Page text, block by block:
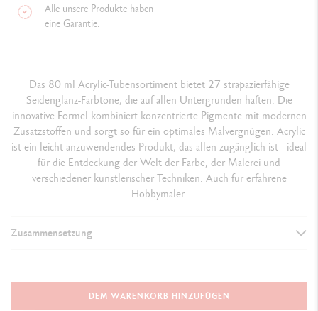
Alle unsere Produkte haben
eine Garantie.
Das 80 ml Acrylic-Tubensortiment bietet 27 strapazierfähige
Seidenglanz-Farbtöne, die auf allen Untergründen haften. Die
innovative Formel kombiniert konzentrierte Pigmente mit modernen
Zusatzstoffen und sorgt so für ein optimales Malvergnügen. Acrylic
ist ein leicht anzuwendendes Produkt, das allen zugänglich ist - ideal
für die Entdeckung der Welt der Farbe, der Malerei und
verschiedener künstlerischer Techniken. Auch für erfahrene
Hobbymaler.
Zusammensetzung
Format 80 ml
Gleichmässig satiniertes Aussehen
DEM WARENKORB HINZUFÜGEN